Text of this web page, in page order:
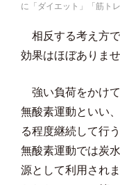
に「ダイエット」「筋ト
相反する考え方
効果はほぼありませ
強い負荷をかけ
無酸素運動といい
る程度継続して行
無酸素運動では炭
源として利用され